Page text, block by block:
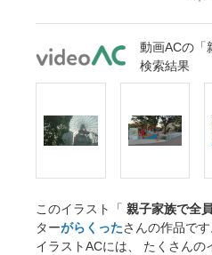
動画ACの「
検索結果
このイラスト「 親子家族で全
ターがらくったさんの作品です
イラストACには、 たくさんの